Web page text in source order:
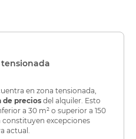
en zona tensionada,
de precios del alquiler. Esto
a 30 m² o superior a 150
constituyen excepciones
actual.